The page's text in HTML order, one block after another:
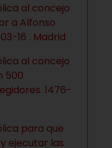
al concejo
a Alfonso
16 . Madrid
al concejo
500
1476-
para que
ejecutar las